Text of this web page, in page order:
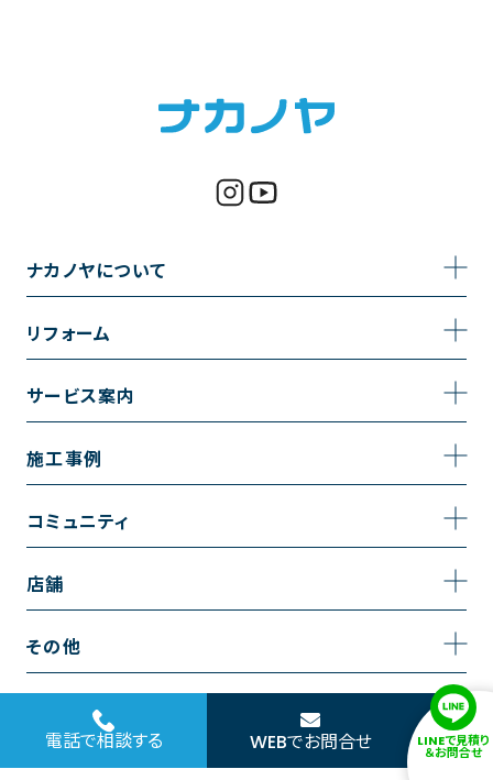
ナカノヤについて
採用情報
リフォーム
トイレのリフォーム
キッチンのリフォーム
リノベーション
内装のリフォーム
水回りのリフォーム
外壁のリフォーム
サービス案内
サービスの流れ
施工事例
施工事例一覧
お風呂の施工事例
洗面の施工事例
コミュニティ
コミュニティ
お知らせ
店舗
越谷店
浦和店
その他
お問い合わせ
サイトポリシー
電話で相談する WEBでお問合せ LINEで見積り
＆お問合せ